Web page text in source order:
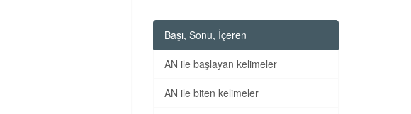
Başı, Sonu, İçeren
AN ile başlayan kelimeler
AN ile biten kelimeler